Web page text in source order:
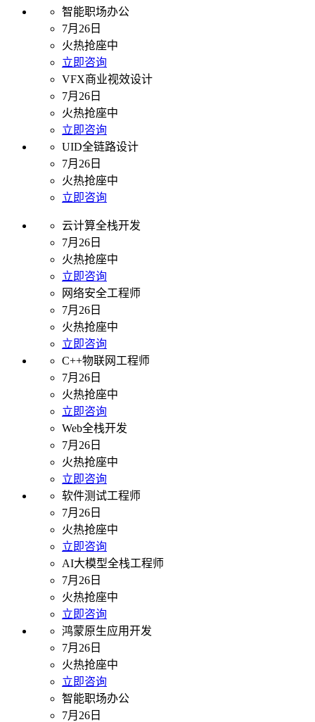
智能职场办公
7月26日
火热抢座中
立即咨询
VFX商业视效设计
7月26日
火热抢座中
立即咨询
UID全链路设计
7月26日
火热抢座中
立即咨询
云计算全栈开发
7月26日
火热抢座中
立即咨询
网络安全工程师
7月26日
火热抢座中
立即咨询
C++物联网工程师
7月26日
火热抢座中
立即咨询
Web全栈开发
7月26日
火热抢座中
立即咨询
软件测试工程师
7月26日
火热抢座中
立即咨询
AI大模型全栈工程师
7月26日
火热抢座中
立即咨询
鸿蒙原生应用开发
7月26日
火热抢座中
立即咨询
智能职场办公
7月26日